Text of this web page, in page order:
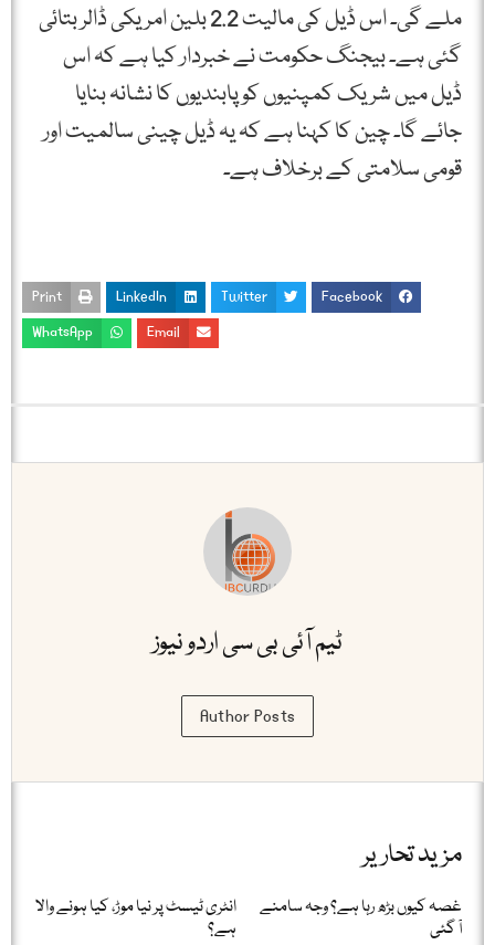
ملے گی۔ اس ڈیل کی مالیت 2.2 بلین امریکی ڈالر بتائی
گئی ہے۔ بیجنگ حکومت نے خبردار کیا ہے کہ اس
ڈیل میں شریک کمپنیوں کو پابندیوں کا نشانہ بنایا
جائے گا۔ چین کا کہنا ہے کہ یہ ڈیل چینی سالمیت اور
قومی سلامتی کے برخلاف ہے۔
Facebook
Twitter
LinkedIn
Print
Email
WhatsApp
ٹیم آئی بی سی اردو نیوز
Author Posts
مزید تحاریر
غصہ کیوں بڑھ رہا ہے؟ وجہ سامنے
آ گئی
انٹری ٹیسٹ پر نیا موڑ، کیا ہونے والا
ہے؟